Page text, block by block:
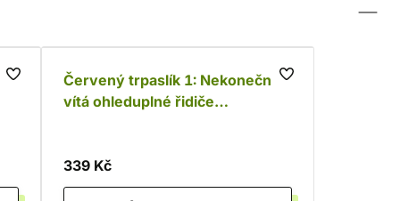
-
Červený trpaslík 1: Nekonečno
vítá ohleduplné řidiče
339 Kč